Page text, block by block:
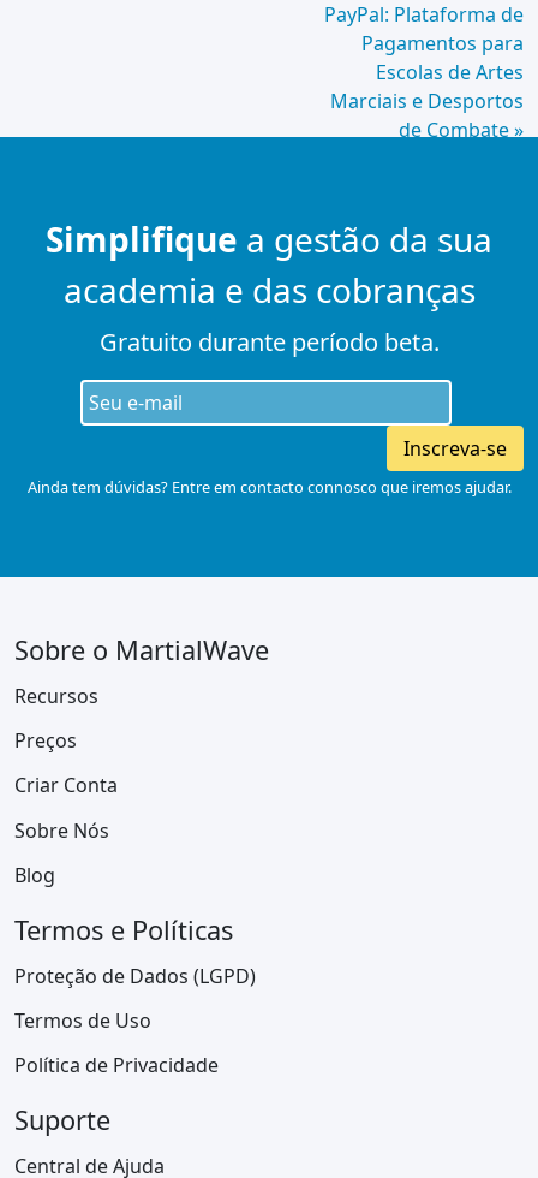
PayPal: Plataforma de
Pagamentos para
Escolas de Artes
Marciais e Desportos
de Combate »
Simplifique a gestão da sua
academia e das cobranças
Gratuito durante período beta.
Inscreva-se
Ainda tem dúvidas? Entre em contacto connosco que iremos ajudar.
Sobre o MartialWave
Recursos
Preços
Criar Conta
Sobre Nós
Blog
Termos e Políticas
Proteção de Dados (LGPD)
Termos de Uso
Política de Privacidade
Suporte
Central de Ajuda